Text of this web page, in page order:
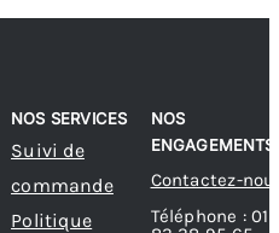
NOS SERVICES
Suivi de
commande
Politique
NOS
ENGAGEMENTS
Contactez-
Téléphone : 01